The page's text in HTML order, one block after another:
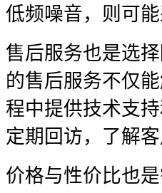
低频噪音，则可
售后服务也是选
的售后服务不仅
程中提供技术支
定期回访，了解
价格与性价比也